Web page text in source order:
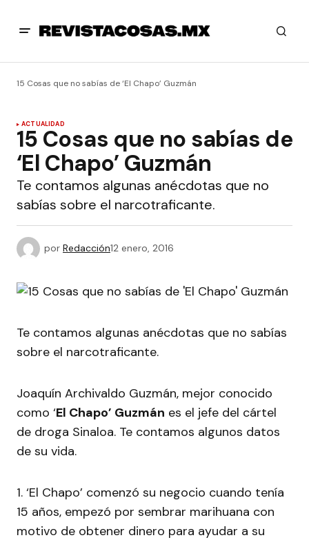
15 Cosas que no sabías de ‘El Chapo’ Guzmán
ACTUALIDAD
15 Cosas que no sabías de
‘El Chapo’ Guzmán
Te contamos algunas anécdotas que no
sabías sobre el narcotraficante.
por Redacción12 enero, 2016
Te contamos algunas anécdotas que no sabías
sobre el narcotraficante.
Joaquín Archivaldo Guzmán, mejor conocido
como ‘El Chapo’ Guzmán es el jefe del cártel
de droga Sinaloa. Te contamos algunos datos
de su vida.
1. ‘El Chapo’ comenzó su negocio cuando tenía
15 años, empezó por sembrar marihuana con
motivo de obtener dinero para ayudar a su